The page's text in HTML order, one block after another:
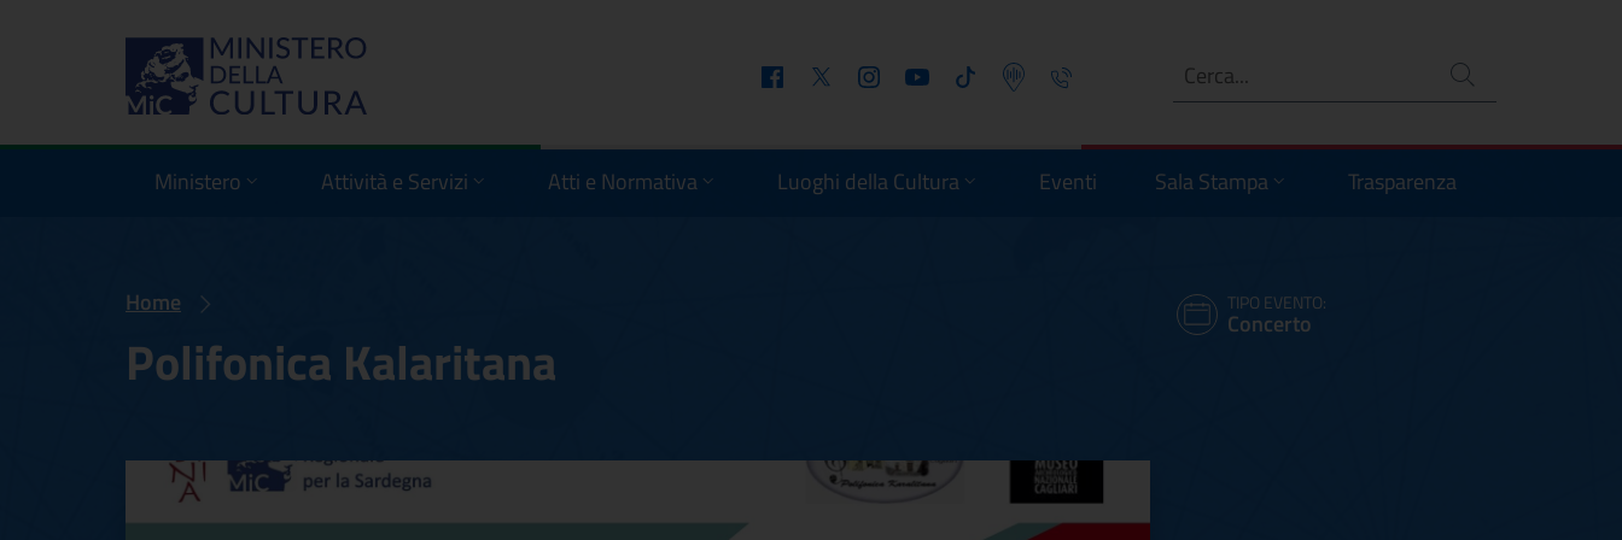
FacebookTwitter InstagramYoutube Tiktok Podcast Telefono Ricerca
Ministero Attività e Servizi Atti e Normativa Luoghi della Cultura Eventi Sala Stampa Trasparenza
Home
Polifonica Kalaritana
TIPO EVENTO:
Concerto
Polifonica Kalaritana